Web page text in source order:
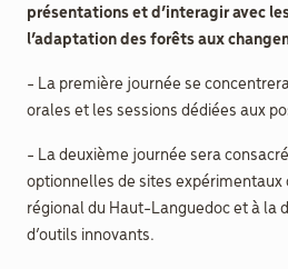
présentations et d’interagir avec
l’adaptation des forêts aux
- La première journée se
orales et les sessions dédiées aux
- La deuxième journée sera
optionnelles de sites expérimentaux
régional du Haut-Languedoc et à la
d’outils innovants.